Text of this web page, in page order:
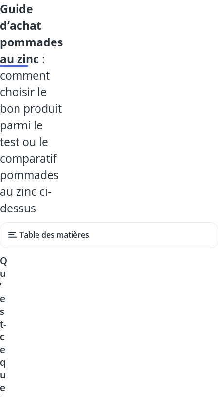
guide
d’achat
pommades
au zinc :
comment
choisir le
bon produit
parmi le
test ou le
comparatif
pommades
au zinc ci-
dessus
Table des matières
Q
u
’
e
s
t-
c
e
q
u
e